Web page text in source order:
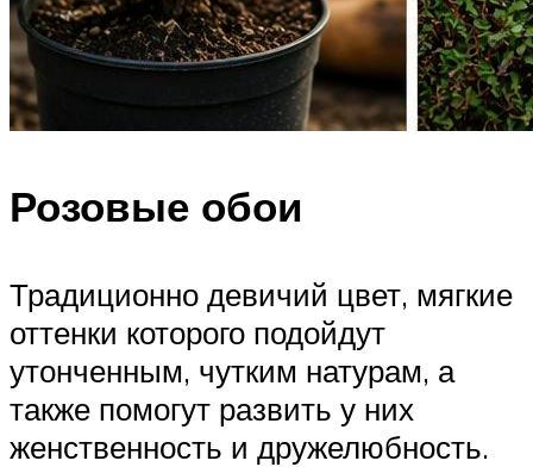
Розовые обои
Традиционно девичий цвет, мягкие
оттенки которого подойдут
утонченным, чутким натурам, а
также помогут развить у них
женственность и дружелюбность.